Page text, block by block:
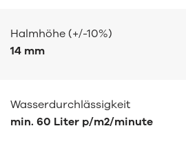
Halmhöhe (+/-10%)
14 mm
Wasserdurchlässigkeit
min. 60 Liter p/m2/minute